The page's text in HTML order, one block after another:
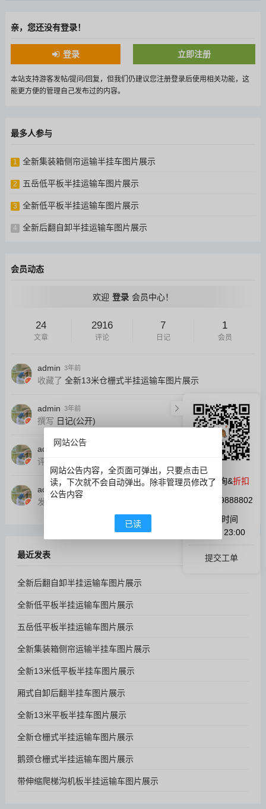
亲，您还没有登录！
登录 立即注册
本站支持游客发帖/提问/回复，但我们仍建议您注册登录后使用相关功能，这
能更方便的管理自己发布过的内容。
最多人参与
1 全新集装箱侧帘运输半挂车图片展示
2 五岳低平板半挂运输车图片展示
3 全新低平板半挂运输车图片展示
4 全新后翻自卸半挂运输车图片展示
会员动态
欢迎 登录 会员中心！
24
文章
2916
评论
7
日记
1
会员
admin 3年前
收藏了 全新13米仓栅式半挂运输车图片展示
admin 3年前
撰写 日记(公开)
admin 3年前
评论
admin 5天前
发布
最近发表
全新后翻自卸半挂运输车图片展示
全新低平板半挂运输车图片展示
五岳低平板半挂运输车图片展示
全新集装箱侧帘运输半挂车图片展示
全新13米低平板半挂车图片展示
厢式自卸后翻半挂车图片展示
全新13米平板半挂车图片展示
全新仓栅式半挂运输车图片展示
鹅颈仓栅式半挂运输车图片展示
带伸缩爬梯沟机板半挂运输车图片展示
微信咨询&折扣
QQ:1059888802
在线时间
9:00 ~ 23:00
提交工单
网站公告
网站公告内容，全页面可弹出，只要点击已
读，下次就不会自动弹出。除非管理员修改了
公告内容
已读